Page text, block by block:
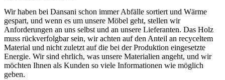
Wir haben bei Dansani schon immer Abfälle sortiert und Wärme
gespart, und wenn es um unsere Möbel geht, stellen wir
Anforderungen an uns selbst und an unsere Lieferanten. Das Holz
muss rückverfolgbar sein, wir achten auf den Anteil an recyceltem
Material und nicht zuletzt auf die bei der Produktion eingesetzte
Energie. Wir sind ehrlich, was unsere Materialien angeht, und wir
möchten Ihnen als Kunden so viele Informationen wie möglich
geben.